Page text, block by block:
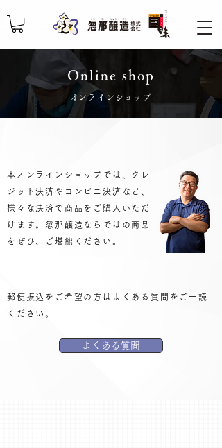
Online shop
​オンラインショップ
本オンラインショップでは、クレ
ジット決済やコンビニ決済など、
様々な決済で商品をご購入いただ
けます。​忽那醸造ならではの商品
をぜひ、ご堪能ください。
郵便振込をご希望の方は よくある質問をご一読
ください。
よくある質問